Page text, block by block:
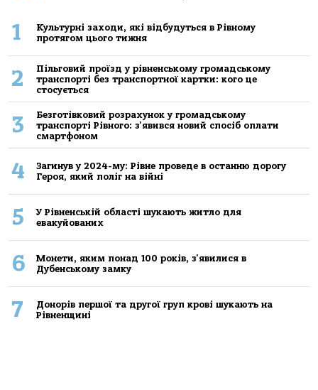
1
Культурні заходи, які відбудуться в Рівному
протягом цього тижня
2
Пільговий проїзд у рівненському громадському
транспорті без транспортної картки: кого це
стосується
3
Безготівковий розрахунок у громадському
транспорті Рівного: з'явився новий спосіб оплати
смартфоном
4
Загинув у 2024-му: Рівне проведе в останню дорогу
Героя, який поліг на війні
5
У Рівненській області шукають житло для
евакуйованих
6
Монети, яким понад 100 років, з'явилися в
Дубенському замку
7
Донорів першої та другої груп крові шукають на
Рівненщині